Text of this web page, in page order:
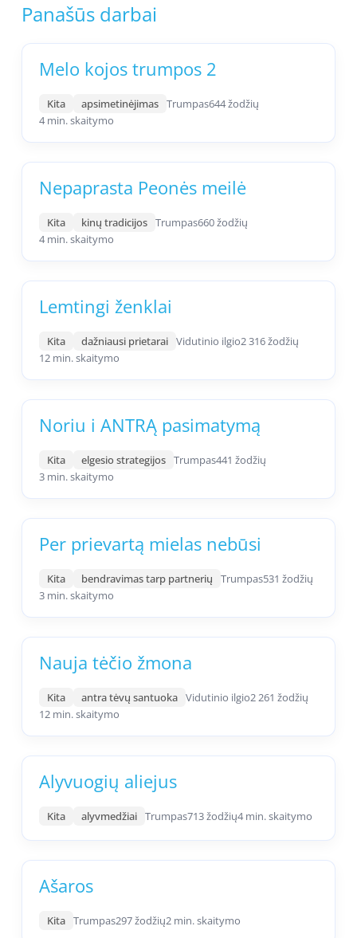
Panašūs darbai
Melo kojos trumpos 2
Kita apsimetinėjimas Trumpas644 žodžių
4 min. skaitymo
Nepaprasta Peonės meilė
Kita kinų tradicijos Trumpas660 žodžių
4 min. skaitymo
Lemtingi ženklai
Kita dažniausi prietarai Vidutinio ilgio2 316 žodžių
12 min. skaitymo
Noriu i ANTRĄ pasimatymą
Kita elgesio strategijos Trumpas441 žodžių
3 min. skaitymo
Per prievartą mielas nebūsi
Kita bendravimas tarp partnerių Trumpas531 žodžių
3 min. skaitymo
Nauja tėčio žmona
Kita antra tėvų santuoka Vidutinio ilgio2 261 žodžių
12 min. skaitymo
Alyvuogių aliejus
Kita alyvmedžiai Trumpas713 žodžių4 min. skaitymo
Ašaros
Kita Trumpas297 žodžių2 min. skaitymo